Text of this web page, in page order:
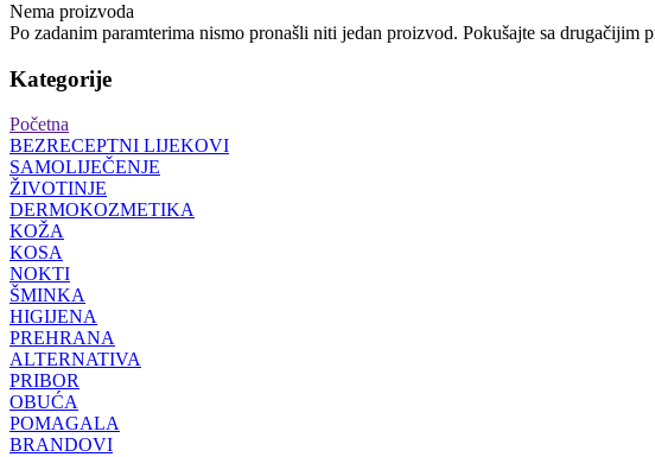
Nema proizvoda
Po zadanim paramterima nismo pronašli niti jedan proizvod. Pokušajte sa
Kategorije
Početna
BEZRECEPTNI LIJEKOVI
SAMOLIJEČENJE
ŽIVOTINJE
DERMOKOZMETIKA
KOŽA
KOSA
NOKTI
ŠMINKA
HIGIJENA
PREHRANA
ALTERNATIVA
PRIBOR
OBUĆA
POMAGALA
BRANDOVI